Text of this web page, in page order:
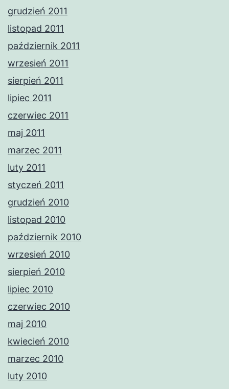
grudzień 2011
listopad 2011
październik 2011
wrzesień 2011
sierpień 2011
lipiec 2011
czerwiec 2011
maj 2011
marzec 2011
luty 2011
styczeń 2011
grudzień 2010
listopad 2010
październik 2010
wrzesień 2010
sierpień 2010
lipiec 2010
czerwiec 2010
maj 2010
kwiecień 2010
marzec 2010
luty 2010